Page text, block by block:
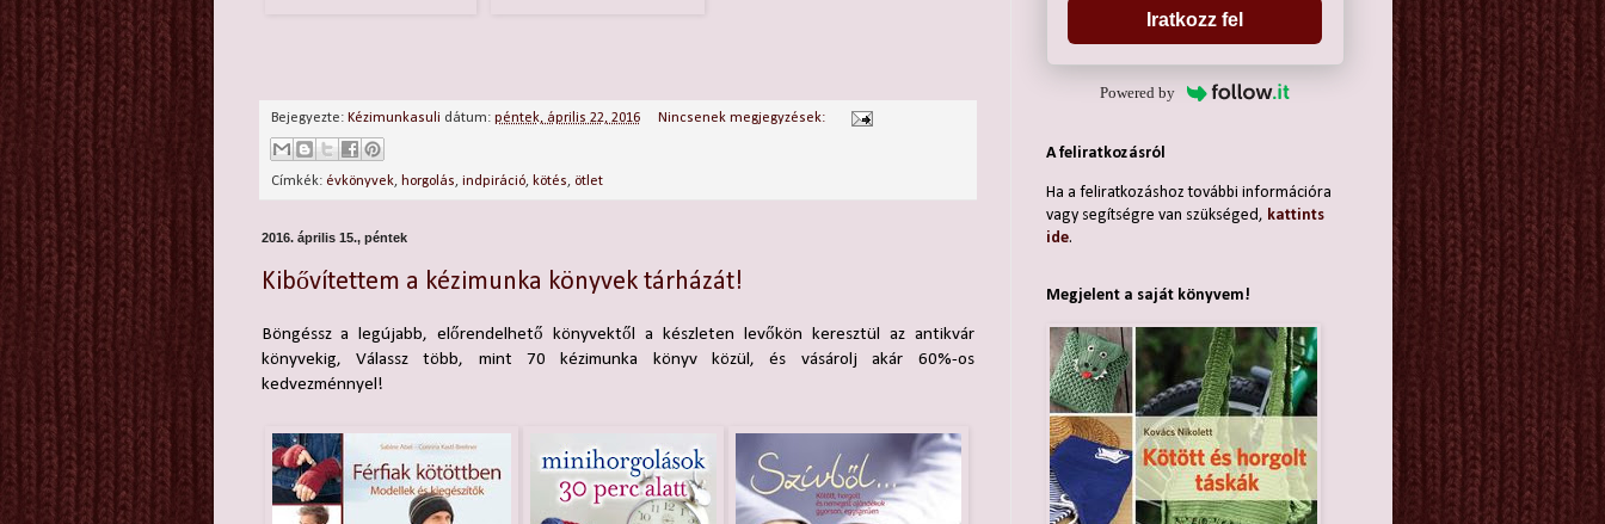
Bejegyezte: Kézimunkasuli dátum: péntek, április 22, 2016 Nincsenek megjegyzések:
Címkék: évkönyvek, horgolás, indpiráció, kötés, ötlet
2016. április 15., péntek
Kibővítettem a kézimunka könyvek tárházát!
Böngéssz a legújabb, előrendelhető könyvektől a készleten levőkön keresztül az antikvár
könyvekig, Válassz több, mint 70 kézimunka könyv közül, és vásárolj akár 60%-os
kedvezménnyel!
Iratkozz fel
Powered by
A feliratkozásról
Ha a feliratkozáshoz további információra
vagy segítségre van szükséged, kattints
ide.
Megjelent a saját könyvem!